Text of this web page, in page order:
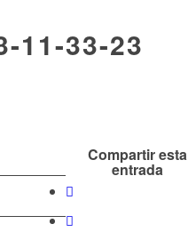
11-33-23
Compartir esta
entrada